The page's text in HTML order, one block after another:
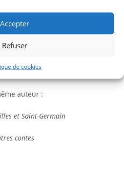
Accepter
Refuser
de cookies
diverses de Julie Lavergne,
ans
auteur :
et Saint-Germain
contes